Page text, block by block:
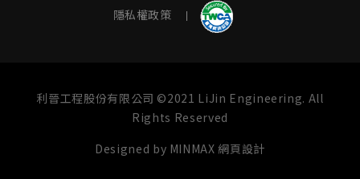
隱私權政策
利晉工程股份有限公司 ©2021 LiJin Engineering. All
Rights Reserved
Designed by MINMAX 網頁設計